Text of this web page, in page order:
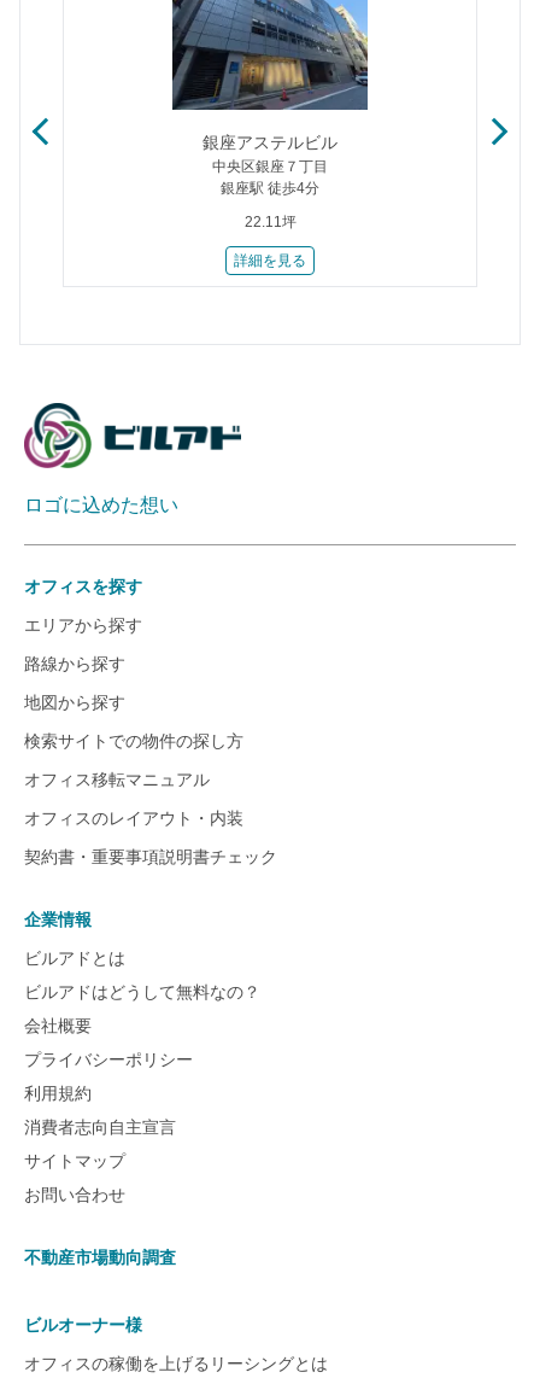
銀座アステルビル
中央区銀座７丁目
銀座駅 徒歩4分
22.11坪
詳細を見る
ロゴに込めた想い
オフィスを探す
エリアから探す
路線から探す
地図から探す
検索サイトでの物件の探し方
オフィス移転マニュアル
オフィスのレイアウト・内装
契約書・重要事項説明書チェック
企業情報
ビルアドとは
ビルアドはどうして無料なの？
会社概要
プライバシーポリシー
利用規約
消費者志向自主宣言
サイトマップ
お問い合わせ
不動産市場動向調査
ビルオーナー様
オフィスの稼働を上げるリーシングとは